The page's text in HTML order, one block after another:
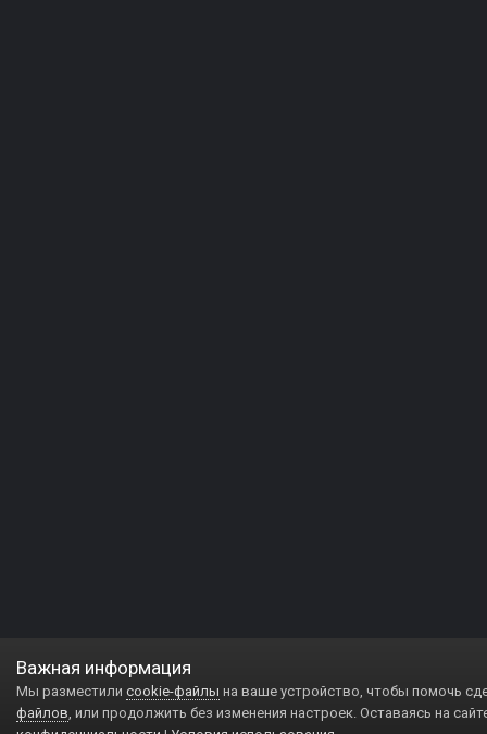
Важная информация
Мы разместили cookie-файлы на ваше устройство, чтобы помочь
файлов, или продолжить без изменения настроек. Оставаясь на